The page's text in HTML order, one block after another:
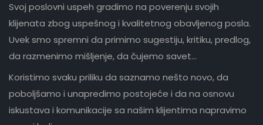
Svoj poslovni uspeh gradimo na poverenju svojih
klijenata zbog uspešnog i kvalitetnog obavljenog posla.
Uvek smo spremni da primimo sugestiju, kritiku, predlog,
da razmenimo mišljenje, da čujemo savet...
Koristimo svaku priliku da saznamo nešto novo, da
poboljšamo i unapredimo postojeće i da na osnovu
iskustava i komunikacije sa našim klijentima napravimo